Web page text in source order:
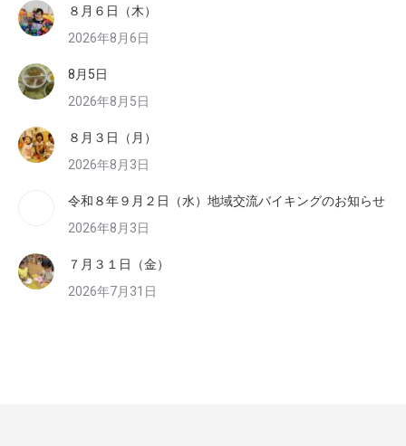
８月６日（木）
2026年8月6日
8月5日
2026年8月5日
８月３日（月）
2026年8月3日
令和８年９月２日（水）地域交流バイキングのお知らせ
2026年8月3日
７月３１日（金）
2026年7月31日